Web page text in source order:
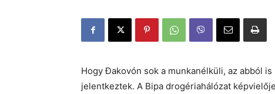
Hogy Đakovón sok a munkanélküli, az abból
jelentkeztek. A Bipa drogériahálózat